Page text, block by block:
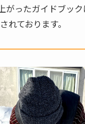
がったガイドブッ
れております。